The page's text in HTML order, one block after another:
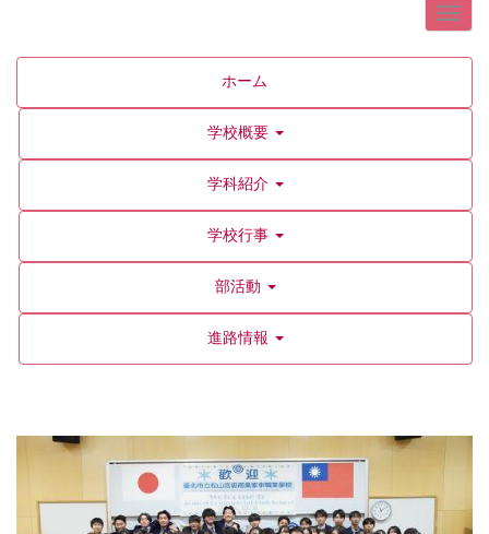
ホーム
学校概要
学科紹介
学校行事
部活動
進路情報
r
v
e
x
t